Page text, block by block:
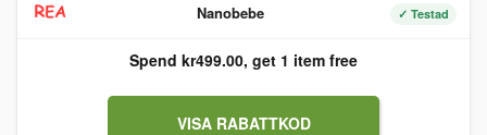
Nanobebe ✓ Testad
Spend kr499.00, get 1 item free
VISA RABATTKOD